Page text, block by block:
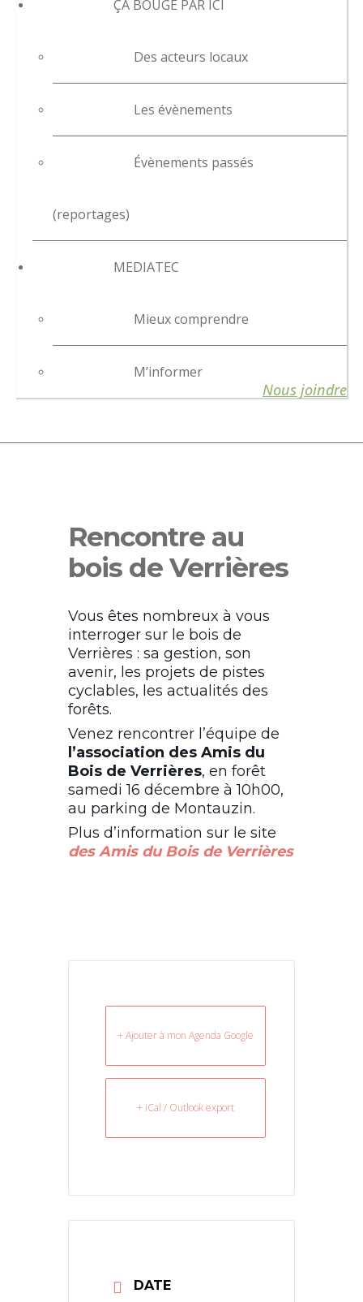
ÇA BOUGE PAR ICI
Des acteurs locaux
Les évènements
Évènements passés
(reportages)
MEDIATEC
Mieux comprendre
M’informer
Nous joindre
Rencontre au
bois de Verrières
Vous êtes nombreux à vous
interroger sur le bois de
Verrières : sa gestion, son
avenir, les projets de pistes
cyclables, les actualités des
forêts.
Venez rencontrer l’équipe de
l’association des Amis du
Bois de Verrières, en forêt
samedi 16 décembre à 10h00,
au parking de Montauzin.
Plus d’information sur le site
des Amis du Bois de Verrières
+ Ajouter à mon Agenda Google
+ iCal / Outlook export
DATE